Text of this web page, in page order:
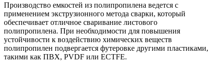
Производство емкостей из полипропилена ведется с
применением экструзионного метода сварки, который
обеспечивает отличное сваривание листового
полипропилена. При необходимости для повышения
устойчивости к воздействию химических веществ
полипропилен подвергается футеровке другими пластиками,
такими как ПВХ, PVDF или ECTFE.